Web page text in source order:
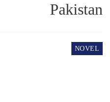
Pakistan
NOVEL